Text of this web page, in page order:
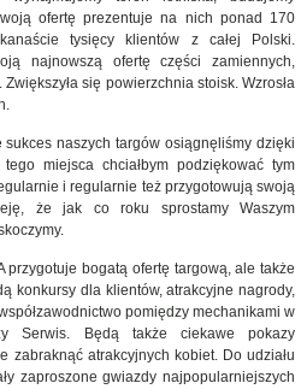
ofertę prezentuje na nich ponad 170
tysięcy klientów z całej Polski.
najnowszą ofertę części zamiennych,
się powierzchnia stoisk. Wzrosła
sukces naszych targów osiągnęliśmy dzięki
miejsca chciałbym podziękować tym
i regularnie też przygotowują swoją
że jak co roku sprostamy Waszym
przygotuje bogatą ofertę targową, ale także
konkursy dla klientów, atrakcyjne nagrody,
pomiędzy mechanikami w
Serwis. Będą także ciekawe pokazy
zabraknąć atrakcyjnych kobiet. Do udziału
zaproszone gwiazdy najpopularniejszych